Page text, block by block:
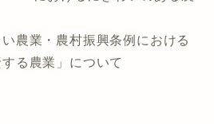
農業・農村振興条例における
る農業」について